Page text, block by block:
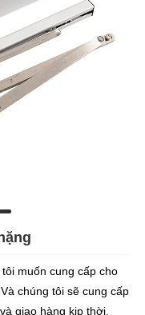
muốn cung cấp cho
chúng tôi sẽ cung cấp
giao hàng kịp thời.